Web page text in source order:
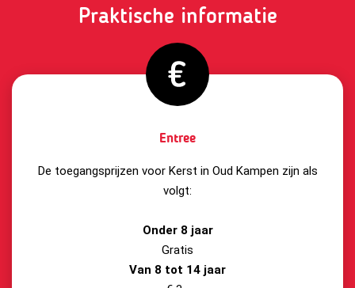
Praktische informatie
Entree
De toegangsprijzen voor Kerst in Oud Kampen zijn als
volgt:
Onder 8 jaar
Gratis
Van 8 tot 14 jaar